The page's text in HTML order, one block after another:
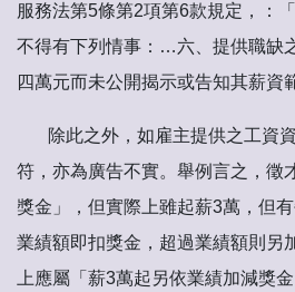
服務法第5條第2項第6款規定，：
不得有下列情事：…六、提供職缺
四萬元而未公開揭示或告知其薪資
除此之外，如雇主提供之工資資
符，亦為廣告不實。舉例言之，徵
獎金」，但實際上雖起薪3萬，但
業績額即扣獎金，超過業績額則另
上應屬「薪3萬起另依業績加減獎